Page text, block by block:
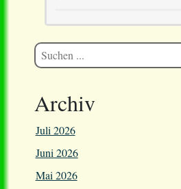
Archiv
Juli 2026
Juni 2026
Mai 2026